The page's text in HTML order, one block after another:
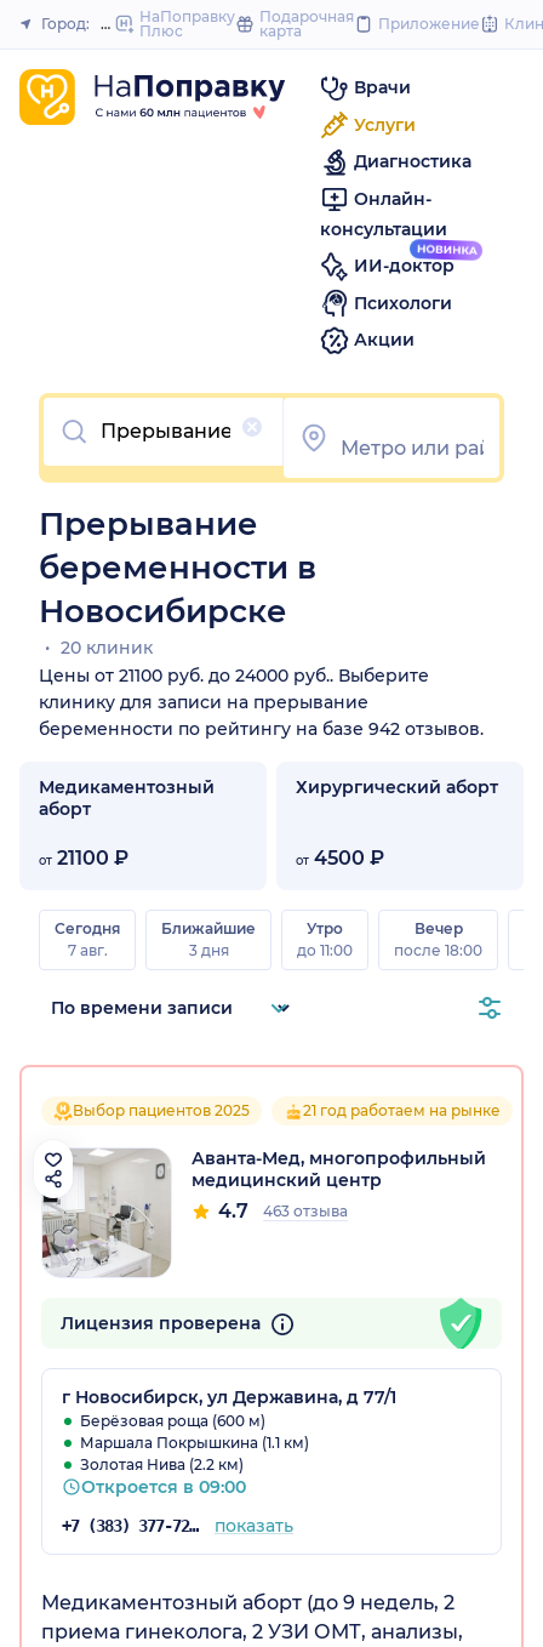
to
Закрыть
Город: Новосибирск
НаПоправку
Плюс
Подарочная
карта
Приложение
Врачи
Услуги
Диагностика
Онлайн-
консультации
ИИ-доктор
Психологи
Акции
Очистить
Прерывание
беременности в
Новосибирске
20 клиник
Цены от 21100 руб. до 24000 руб.. Выберите
клинику для записи на прерывание
беременности по рейтингу на базе 942 отзывов.
Медикаментозный
аборт
от 21100 ₽
Хирургический аборт
от 4500 ₽
Сегодня
7 авг.
Ближайшие
3 дня
Утро
до 11:00
Вечер
после 18:00
Выбор пациентов 2025 21 год работаем на рынке
Аванта-Мед, многопрофильный
медицинский центр
4.7 463 отзыва
Лицензия проверена
г Новосибирск, ул Державина, д 77/1
Берёзовая роща (600 м)
Маршала Покрышкина (1.1 км)
Золотая Нива (2.2 км)
Откроется в 09:00
+7 (383) 377-72-60 показать
Медикаментозный аборт (до 9 недель, 2
приема гинеколога, 2 УЗИ ОМТ, анализы,